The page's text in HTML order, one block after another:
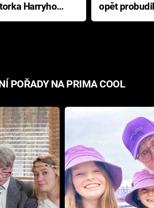
Harryho
ráznou
opět
přichází s
POŘADY NA PRIMA COOL